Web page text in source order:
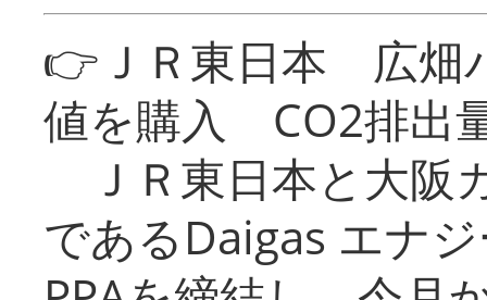
👉ＪＲ東日本 広畑
値を購入 CO2排出
ＪＲ東日本と大阪
であるDaigas エナ